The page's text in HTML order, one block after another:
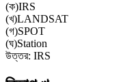
(ক)IRS
(খ)LANDSAT
(গ)SPOT
(ঘ)Station
উত্তর: IRS